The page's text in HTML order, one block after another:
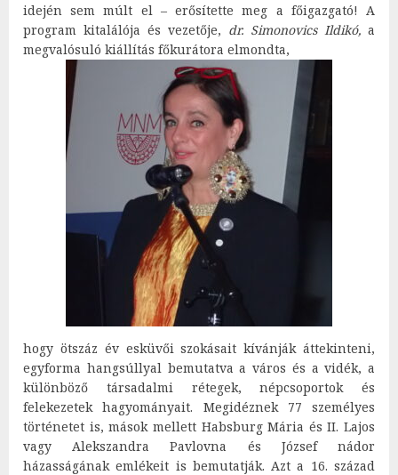
idején sem múlt el – erősítette meg a főigazgató! A
program kitalálója és vezetője, dr. Simonovics Ildikó, a
megvalósuló kiállítás főkurátora elmondta,
hogy ötszáz év esküvői szokásait kívánják áttekinteni,
egyforma hangsúllyal bemutatva a város és a vidék, a
különböző társadalmi rétegek, népcsoportok és
felekezetek hagyományait. Megidéznek 77 személyes
történetet is, mások mellett Habsburg Mária és II. Lajos
vagy Alekszandra Pavlovna és József nádor
házasságának emlékeit is bemutatják. Azt a 16. század